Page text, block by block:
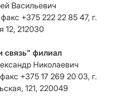
Васильевич
+375 222 22 85 47, г.
12, 212030
связь" филиал
Николаевич
+375 17 269 20 03, г.
121, 220049